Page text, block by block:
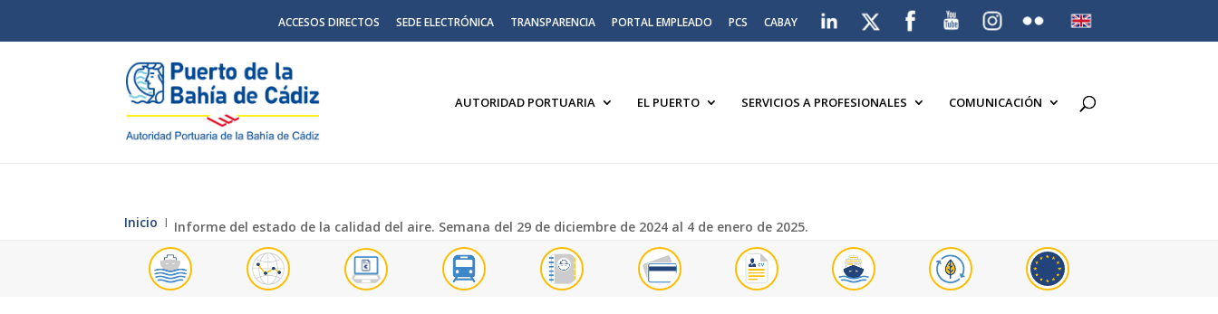
ACCESOS DIRECTOS SEDE ELECTRÓNICA TRANSPARENCIA PORTAL EMPLEADO PCS CABAY
AUTORIDAD PORTUARIA EL PUERTO SERVICIOS A PROFESIONALES COMUNICACIÓN
Inicio Ι Informe del estado de la calidad del aire. Semana del 29 de diciembre de 2024 al 4 de enero de 2025.